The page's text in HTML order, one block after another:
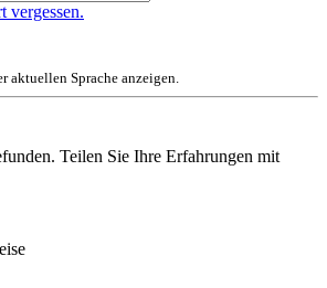
vergessen.
aktuellen Sprache anzeigen.
Teilen Sie Ihre Erfahrungen mit